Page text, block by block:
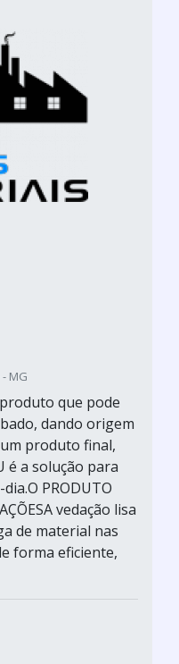
MG
que pode
dando origem
produto final,
é a solução para
PRODUTO
vedação lisa
de material nas
forma eficiente,